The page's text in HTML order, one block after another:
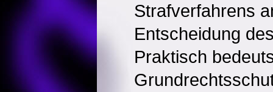
Strafverfahrens
Entscheidung
Praktisch